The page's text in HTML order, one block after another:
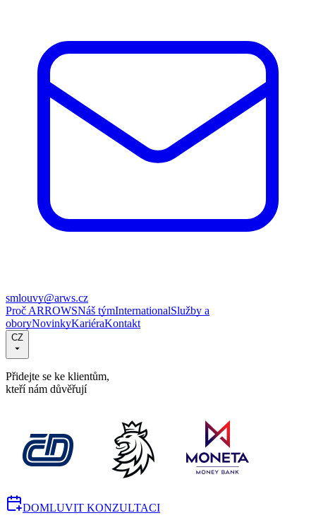
smlouvy@arws.cz
Proč ARROWSNáš týmInternationalSlužby a
oboryNovinkyKariéraKontakt
CZ
Přidejte se ke klientům,
kteří nám důvěřují
DOMLUVIT KONZULTACI